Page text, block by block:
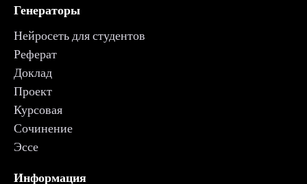
Генераторы
Нейросеть для студентов
Реферат
Доклад
Проект
Курсовая
Сочинение
Эссе
Информация